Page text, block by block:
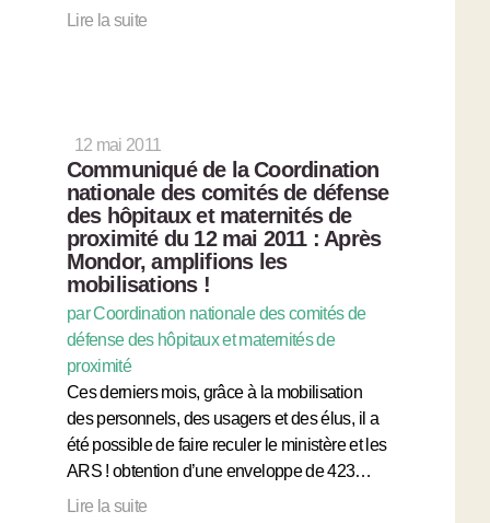
Lire la suite
12 mai 2011
Communiqué de la Coordination
nationale des comités de défense
des hôpitaux et maternités de
proximité du 12 mai 2011 : Après
Mondor, amplifions les
mobilisations !
par Coordination nationale des comités de
défense des hôpitaux et maternités de
proximité
Ces derniers mois, grâce à la mobilisation
des personnels, des usagers et des élus, il a
été possible de faire reculer le ministère et les
ARS ! obtention d’une enveloppe de 423…
Lire la suite